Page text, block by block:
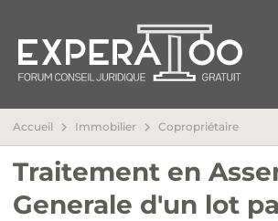
Accueil Immobilier Copropriétaire
Traitement en
Generale d'un lot